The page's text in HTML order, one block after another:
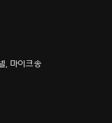
, 마이크송